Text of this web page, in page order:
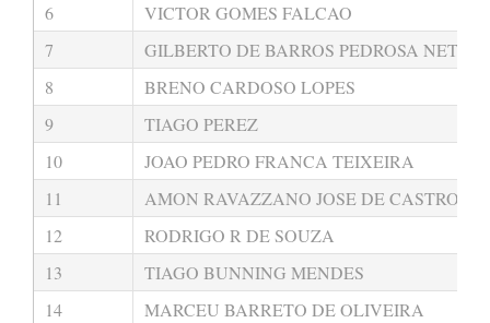
6
VICTOR GOMES FALCAO
7
GILBERTO DE BARROS PEDROSA NETO
8
BRENO CARDOSO LOPES
9
TIAGO PEREZ
10
JOAO PEDRO FRANCA TEIXEIRA
11
AMON RAVAZZANO JOSE DE CASTRO
12
RODRIGO R DE SOUZA
13
TIAGO BUNNING MENDES
14
MARCEU BARRETO DE OLIVEIRA